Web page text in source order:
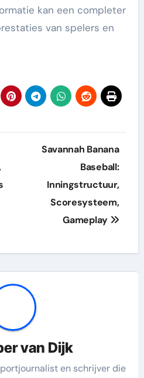
kan een completer
van spelers en
Savannah Banana
Baseball:
Inningstructuur,
Scoresysteem,
Gameplay
van Dijk
en schrijver die